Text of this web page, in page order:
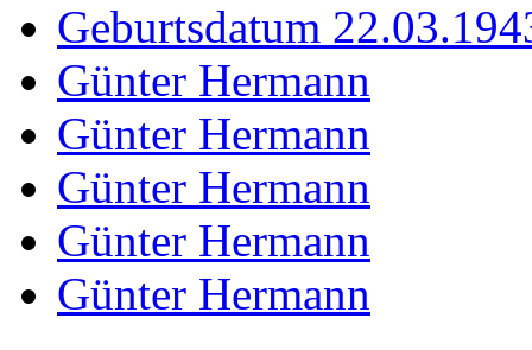
Geburtsdatum
Günter Hermann
Günter Hermann
Günter Hermann
Günter Hermann
Günter Hermann